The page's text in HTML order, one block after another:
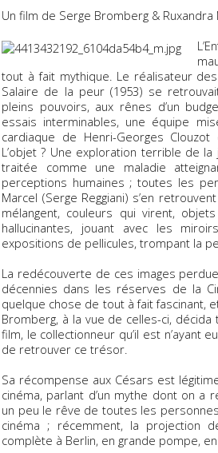
Un film de Serge Bromberg & Ruxandra
tout à fait mythique. Le réalisateur des
Salaire de la peur (1953) se
pleins pouvoirs, aux rênes d’un
essais interminables, une équipe
cardiaque de Henri-Georges Clouzot
L’objet ? Une exploration terrible de la
traitée comme une maladie
perceptions humaines ; toutes les
Marcel (Serge Reggiani) s’en
mélangent, couleurs qui virent,
hallucinantes, jouant avec les
expositions de pellicules, trompant la
La redécouverte de ces images
décennies dans les réserves de la
quelque chose de tout à fait fascinant,
Bromberg, à la vue de celles-ci, décida
film, le collectionneur qu’il est n’ayant
de retrouver ce trésor.
Sa récompense aux Césars est
cinéma, parlant d’un mythe dont on a
un peu le rêve de toutes les
cinéma ; récemment, la projection
complète à Berlin, en grande pompe,